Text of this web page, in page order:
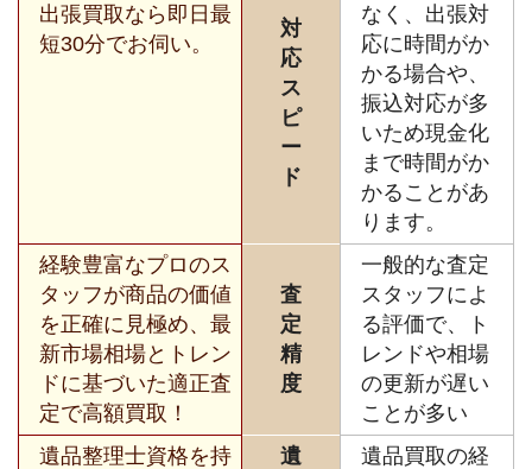
出張買取なら即日最
短30分でお伺い。
対
応
ス
ピ
ー
ド
なく、出張対
応に時間がか
かる場合や、
振込対応が多
いため現金化
まで時間がか
かることがあ
ります。
経験豊富なプロのス
タッフが商品の価値
を正確に見極め、最
新市場相場とトレン
ドに基づいた適正査
定で高額買取！
査
定
精
度
一般的な査定
スタッフによ
る評価で、ト
レンドや相場
の更新が遅い
ことが多い
遺品整理士資格を持
遺
遺品買取の経